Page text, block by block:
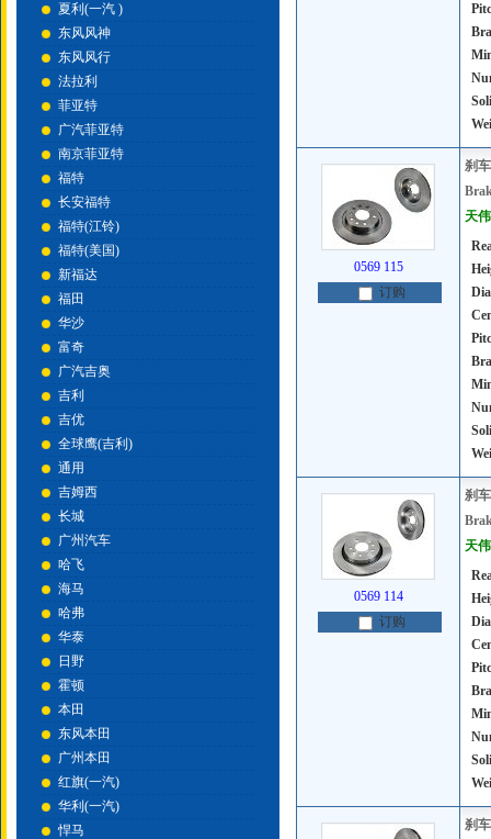
订购
0569 115
刹
天
订购
0569 114
刹
天
刹
夏利(一汽 )
东风风神
东风风行
法拉利
菲亚特
广汽菲亚特
南京菲亚特
福特
长安福特
福特(江铃)
福特(美国)
新福达
福田
华沙
富奇
广汽吉奥
吉利
吉优
全球鹰(吉利)
通用
吉姆西
长城
广州汽车
哈飞
海马
哈弗
华泰
日野
霍顿
本田
东风本田
广州本田
红旗(一汽)
华利(一汽)
悍马